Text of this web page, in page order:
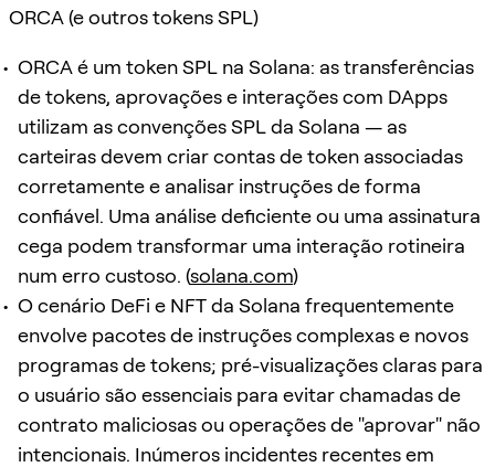
ORCA (e outros tokens SPL)
ORCA é um token SPL na Solana: as transferências
de tokens, aprovações e interações com DApps
utilizam as convenções SPL da Solana — as
carteiras devem criar contas de token associadas
corretamente e analisar instruções de forma
confiável. Uma análise deficiente ou uma assinatura
cega podem transformar uma interação rotineira
num erro custoso. (solana.com)
O cenário DeFi e NFT da Solana frequentemente
envolve pacotes de instruções complexas e novos
programas de tokens; pré-visualizações claras para
o usuário são essenciais para evitar chamadas de
contrato maliciosas ou operações de "aprovar" não
intencionais. Inúmeros incidentes recentes em